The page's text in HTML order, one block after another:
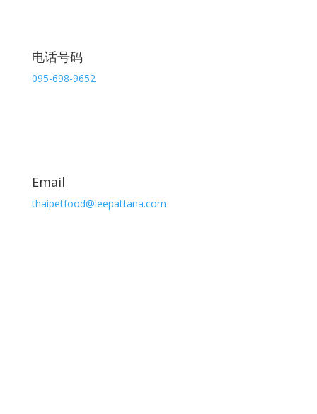
电话号码
095-698-9652
Email
thaipetfood@leepattana.com